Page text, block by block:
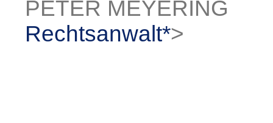
PETER MEYERING
Rechtsanwalt*>